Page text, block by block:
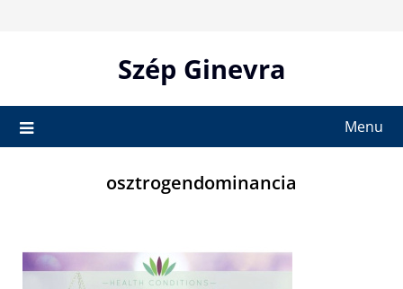
Szép Ginevra
Menu
osztrogendominancia